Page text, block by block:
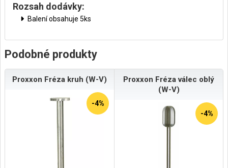
Rozsah dodávky:
Balení obsahuje 5ks
Podobné produkty
Proxxon Fréza kruh (W-V)
-4%
Proxxon Fréza válec oblý
(W-V)
-4%